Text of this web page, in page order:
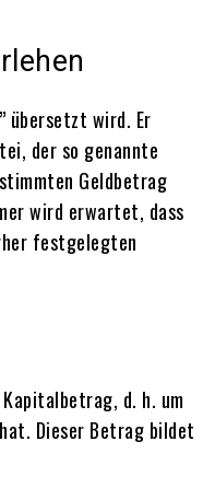
übersetzt wird. Er
der so genannte
Geldbetrag
wird erwartet, dass
festgelegten
d. h. um
Dieser Betrag bildet